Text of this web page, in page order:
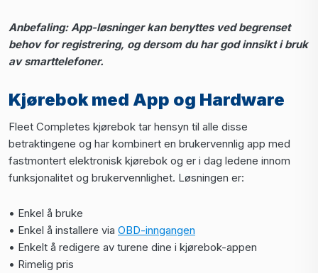
Anbefaling: App-løsninger kan benyttes ved begrenset
behov for registrering, og dersom du har god innsikt i bruk
av smarttelefoner.
Kjørebok med App og Hardware
Fleet Completes kjørebok tar hensyn til alle disse
betraktingene og har kombinert en brukervennlig app med
fastmontert elektronisk kjørebok og er i dag ledene innom
funksjonalitet og brukervennlighet. Løsningen er:
• Enkel å bruke
• Enkel å installere via OBD-inngangen
• Enkelt å redigere av turene dine i kjørebok-appen
• Rimelig pris